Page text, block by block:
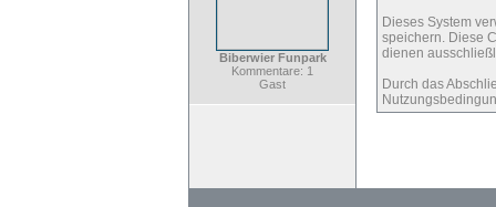
Biberwier Funpark
Kommentare: 1
Gast
Dieses System
speichern. Diese
dienen
Durch das